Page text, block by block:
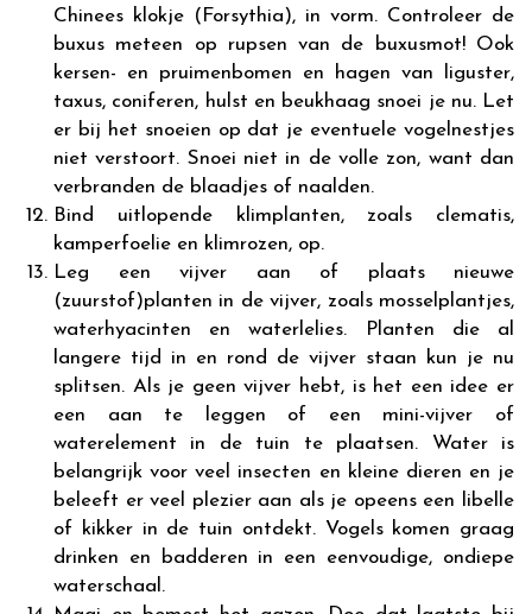
Chinees klokje (Forsythia), in vorm. Controleer de
buxus meteen op rupsen van de buxusmot! Ook
kersen- en pruimenbomen en hagen van liguster,
taxus, coniferen, hulst en beukhaag snoei je nu. Let
er bij het snoeien op dat je eventuele vogelnestjes
niet verstoort. Snoei niet in de volle zon, want dan
verbranden de blaadjes of naalden.
Bind uitlopende klimplanten, zoals clematis,
kamperfoelie en klimrozen, op.
Leg een vijver aan of plaats nieuwe
(zuurstof)planten in de vijver, zoals mosselplantjes,
waterhyacinten en waterlelies. Planten die al
langere tijd in en rond de vijver staan kun je nu
splitsen. Als je geen vijver hebt, is het een idee er
een aan te leggen of een mini-vijver of
waterelement in de tuin te plaatsen. Water is
belangrijk voor veel insecten en kleine dieren en je
beleeft er veel plezier aan als je opeens een libelle
of kikker in de tuin ontdekt. Vogels komen graag
drinken en badderen in een eenvoudige, ondiepe
waterschaal.